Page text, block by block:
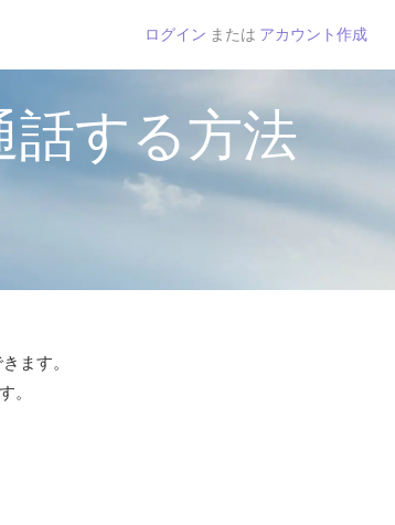
ログイン または アカウント作成
する方法
ます。
。